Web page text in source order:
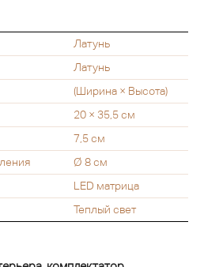
Латунь
Латунь
(Ширина × Высота)
20 × 35,5 см
7,5 см
Ø 8 см
LED матрица
Теплый свет